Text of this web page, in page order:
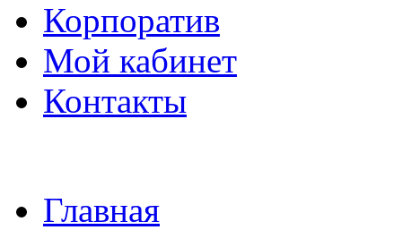
Корпоратив
Мой кабинет
Контакты
Главная